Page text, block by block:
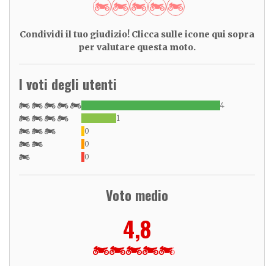
Condividi il tuo giudizio! Clicca sulle icone qui sopra
per valutare questa moto.
I voti degli utenti
4
1
0
0
0
Voto medio
4,8